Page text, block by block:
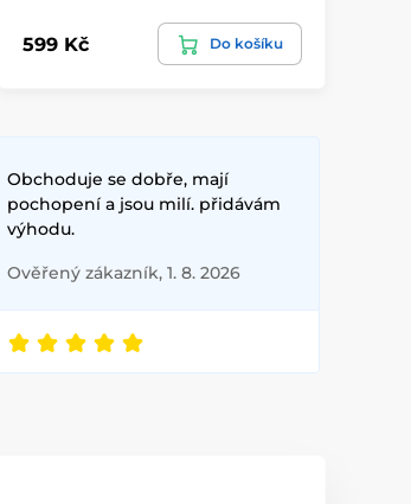
599 Kč Do košíku
Obchoduje se dobře, mají
pochopení a jsou milí. přidávám
výhodu.
Ověřený zákazník, 1. 8. 2026